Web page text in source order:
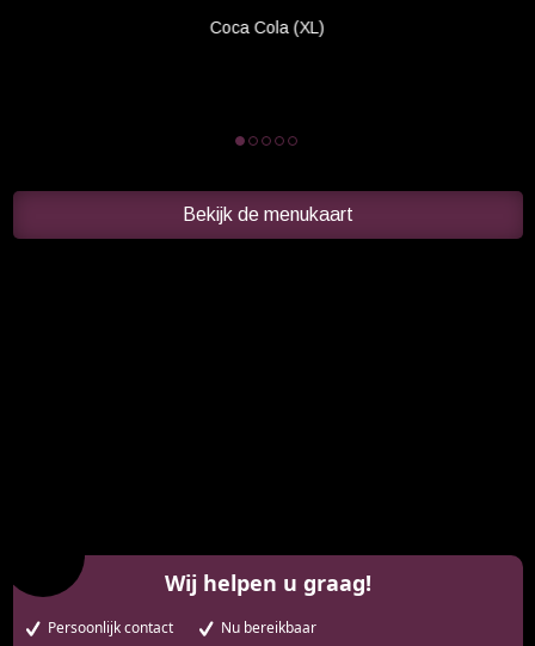
Coca Cola (XL)
Bekijk de menukaart
Wij helpen u graag!
Persoonlijk contact Nu bereikbaar